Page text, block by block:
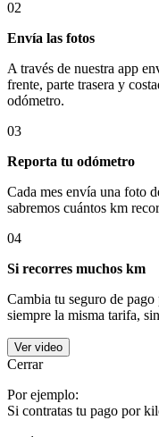
02
Envía las fotos
A través de nuestra app
frente, parte trasera y
odómetro.
03
Reporta tu odómetro
Cada mes envía una foto
sabremos cuántos km
04
Si recorres muchos km
Cambia tu seguro de
siempre la misma tarifa,
Ver video
Cerrar
Por ejemplo:
Si contratas tu pago por